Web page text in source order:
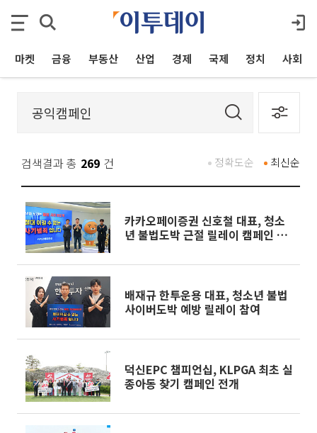
마켓 금융 부동산 산업 경제 국제 정치 사회
검색결과 총 269 건 최신순
정확도순
카카오페이증권 신호철 대표, 청소
년 불법도박 근절 릴레이 캠페인 동
배재규 한투운용 대표, 청소년 불법
사이버도박 예방 릴레이 참여
덕신EPC 챔피언십, KLPGA 최초 실
종아동 찾기 캠페인 전개